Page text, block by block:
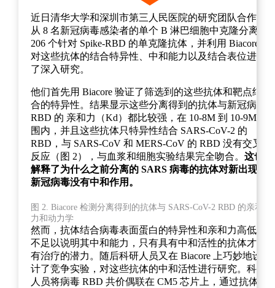
近日清华大学和深圳市第三人民医院的研究团队合作，
从 8 名新冠病毒感染者的单个 B 淋巴细胞中克隆分离了
206 个针对 Spike-RBD 的单克隆抗体，并利用 Biacore
对这些抗体的结合特异性、中和能力以及结合表位进行
了深入研究。
他们首先用 Biacore 验证了筛选到的这些抗体和靶点结
合的特异性。结果显示这些分离得到的抗体与新冠病毒
RBD 的 亲和力（Kd）都比较强，在 10-8M 到 10-9M 范
围内，并且这些抗体只特异性结合 SARS-CoV-2 的
RBD，与 SARS-CoV 和 MERS-CoV 的 RBD 没有交叉
反应（图 2），与血浆和细胞实验结果完全吻合。 这也
解释了为什么之前分离的 SARS 病毒的抗体对新出现的
新冠病毒没有中和作用。
图 2. Biacore 检测分离得到的抗体与 SARS-CoV-2 RBD 的亲和
力和动力学
然而，抗体结合病毒表面蛋白的特异性和亲和力高低并
不足以说明其中和能力，只有具有中和活性的抗体才具
有治疗的潜力。随后科研人员又在 Biacore 上巧妙地设
计了竞争实验，对这些抗体的中和活性进行研究。科研
人员将病毒 RBD 共价偶联在 CM5 芯片上，通过抗体与